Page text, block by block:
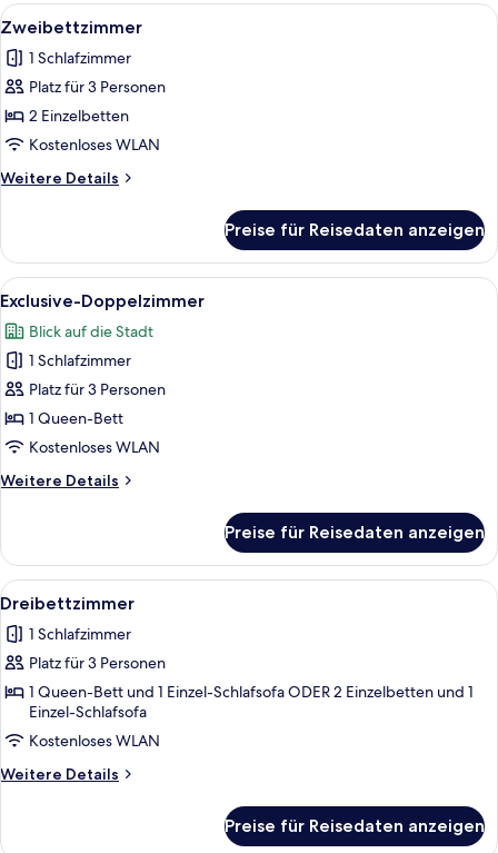
Alle
Fotos
für
Zweibettzimmer
anzeigen
Ein Hotelzimmer mit Bett,
11
Zweibettzimmer
1 Schlafzimmer
Platz für 3 Personen
2 Einzelbetten
Kostenloses WLAN
Weitere Details
Weitere
Preise für Reisedaten anzeigen
Alle
Fotos
für
Exclusive-
Doppelzimmer
anzeigen
Ein Hotelzimmer mit einem Bett,
6
Exclusive-Doppelzimmer
Blick auf die Stadt
1 Schlafzimmer
Platz für 3 Personen
1 Queen-Bett
Kostenloses WLAN
Weitere Details
Weitere
Doppelzimmer
Preise für Reisedaten anzeigen
Alle
Fotos
für
Dreibettzimmer
anzeigen
Ein Hotelzimmer mit einem großen
8
Dreibettzimmer
1 Schlafzimmer
Platz für 3 Personen
1 Queen-Bett und 1 Einzel-Schlafsofa ODER 2 Einzelbetten und 1
Einzel-Schlafsofa
Kostenloses WLAN
Weitere Details
Weitere
Preise für Reisedaten anzeigen